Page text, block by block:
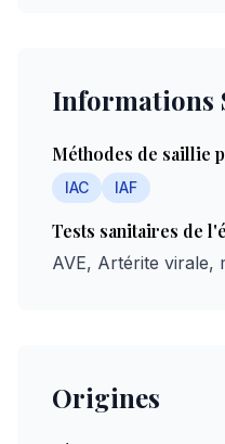
Informations
Méthodes de saillie
IAC IAF
Tests sanitaires de
AVE, Artérite virale,
Origines